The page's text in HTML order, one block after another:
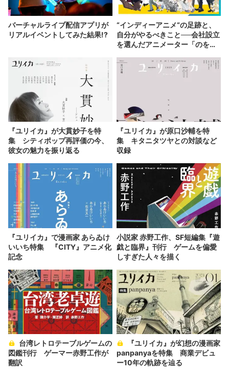
バーチャルライブ配信アプリが
リアルイベントしてみた結果!?
“インディーアニメ“の足跡と、
自分がやるべきこと──会社設立
を選んだアニメーター「のを
『ユリイカ』が大貫妙子を特
集 シティポップ再評価の今、
彼女の魅力を振り返る
『ユリイカ』が原口沙輔を特
集 キタニタツヤとの対談など
収録
『ユリイカ』で漫画家 あらゐけ
いいち特集 『CITY』アニメ化
記念
小説家 赤野工作、SF短編集『遊
戯と臨界』刊行 ゲームを偏愛
しすぎた人々を描く
図鑑刊行 ゲーマー赤野工作が
翻訳
panpanyaを特集 商業デビュ
ー10年の軌跡を辿る